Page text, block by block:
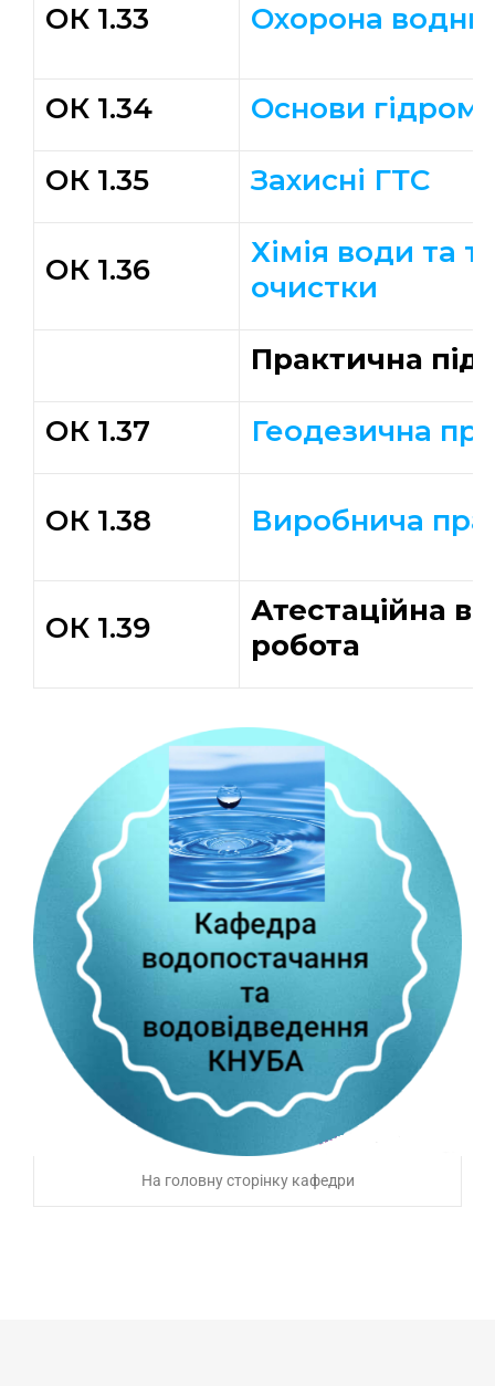
ОК 1.33 Охорона
ОК 1.34 Основи
ОК 1.35 Захисні ГТС
ОК 1.36
Хімія води та
очистки
Практична
ОК 1.37 Геодезична
ОК 1.38 Виробнича
ОК 1.39
Атестаційна
робота
На головну сторінку кафедри